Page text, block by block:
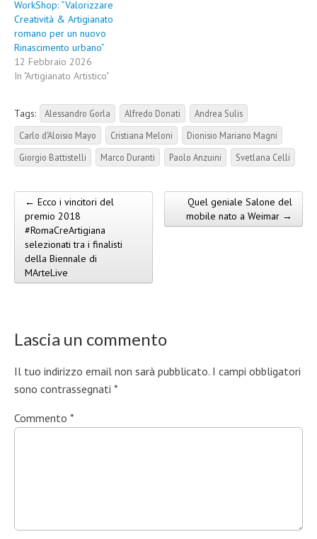
WorkShop: “Valorizzare
Creatività & Artigianato
romano per un nuovo
Rinascimento urbano”
12 Febbraio 2026
In "Artigianato Artistico"
Tags: Alessandro Gorla Alfredo Donati
Andrea Sulis
Carlo d'Aloisio Mayo
Cristiana Meloni
Dionisio Mariano Magni
Giorgio Battistelli
Marco Duranti Paolo Anzuini Svetlana Celli
Post navigation
← Ecco i vincitori del
premio 2018
#RomaCreArtigiana
selezionati tra i finalisti
della Biennale di
MArteLive
Quel geniale Salone del
mobile nato a Weimar →
Lascia un commento
Il tuo indirizzo email non sarà pubblicato. I campi obbligatori
sono contrassegnati *
Commento *